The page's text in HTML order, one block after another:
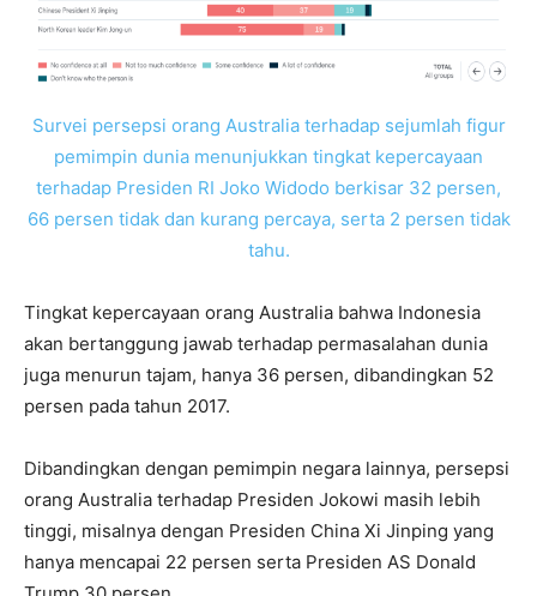
Survei persepsi orang Australia terhadap sejumlah figur
pemimpin dunia menunjukkan tingkat kepercayaan
terhadap Presiden RI Joko Widodo berkisar 32 persen,
66 persen tidak dan kurang percaya, serta 2 persen tidak
tahu.
Tingkat kepercayaan orang Australia bahwa Indonesia
akan bertanggung jawab terhadap permasalahan dunia
juga menurun tajam, hanya 36 persen, dibandingkan 52
persen pada tahun 2017.
Dibandingkan dengan pemimpin negara lainnya, persepsi
orang Australia terhadap Presiden Jokowi masih lebih
tinggi, misalnya dengan Presiden China Xi Jinping yang
hanya mencapai 22 persen serta Presiden AS Donald